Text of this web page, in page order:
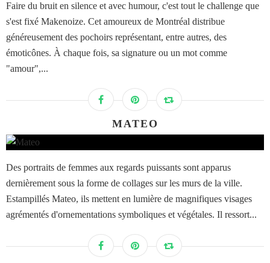
Faire du bruit en silence et avec humour, c'est tout le challenge que
s'est fixé Makenoize. Cet amoureux de Montréal distribue
généreusement des pochoirs représentant, entre autres, des
émoticônes. À chaque fois, sa signature ou un mot comme
"amour",...
MATEO
Des portraits de femmes aux regards puissants sont apparus
dernièrement sous la forme de collages sur les murs de la ville.
Estampillés Mateo, ils mettent en lumière de magnifiques visages
agrémentés d'ornementations symboliques et végétales. Il ressort...